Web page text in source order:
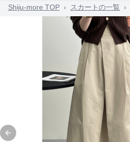
Shiju-more TOP › スカートの一覧 ›
Previous slide